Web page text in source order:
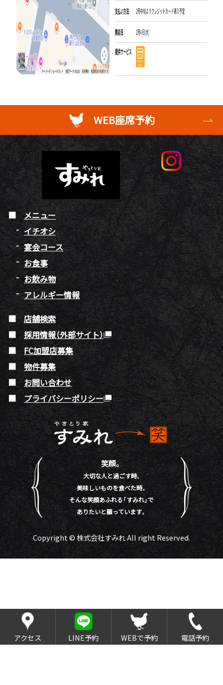
WEB座席予約
メニュー
イチオシ
宴会コース
お食事
お飲み物
アレルギー情報
店舗検索
採用情報（外部サイト）
FC加盟店募集
物件募集
お問い合わせ
プライバシーポリシー
笑顔。
大切な人と過ごす時、
美味しいものを食べた時。
そんな笑顔あふれる「すみれ」で
ありたいと願っています。
Copyright © 株式会社すみれ All right Reserved.
アクセス LINE予約 WEBで予約 電話予約